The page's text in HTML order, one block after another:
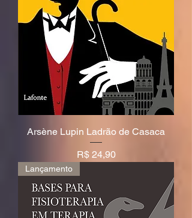
Arsène Lupin Ladrão de Casaca
Preço
R$ 24,90
Lançamento